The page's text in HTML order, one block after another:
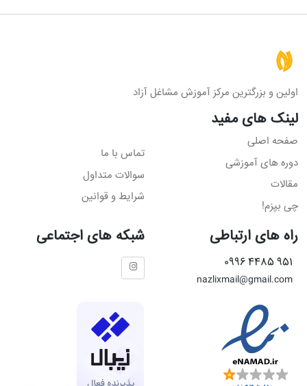
اولین و بزرگترین مرکز آموزش مشاغل آزاد
لینک های مفید
صفحه اصلی
دوره های آموزشی
مقالات
چی بپزم!
تماس با ما
سوالات متداول
شرایط و قوانین
راه های ارتباطی
951 4485 0996
nazlixmail@gmail.com
شبکه های اجتماعی